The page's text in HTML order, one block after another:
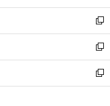
開
く
ウ
で
開
く
ン
ド
ウ
で
開
く
ウ
ィ
ン
ド
ウ
で
開
し
い
ウ
ィ
ン
ド
ウ
新
し
い
ウ
ィ
ン
新
し
い
ウ
新
し